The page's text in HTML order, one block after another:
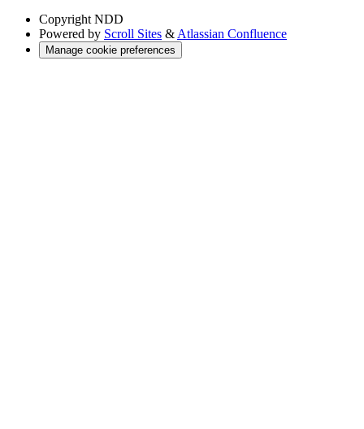
Copyright NDD
Powered by Scroll Sites & Atlassian Confluence
Manage cookie preferences